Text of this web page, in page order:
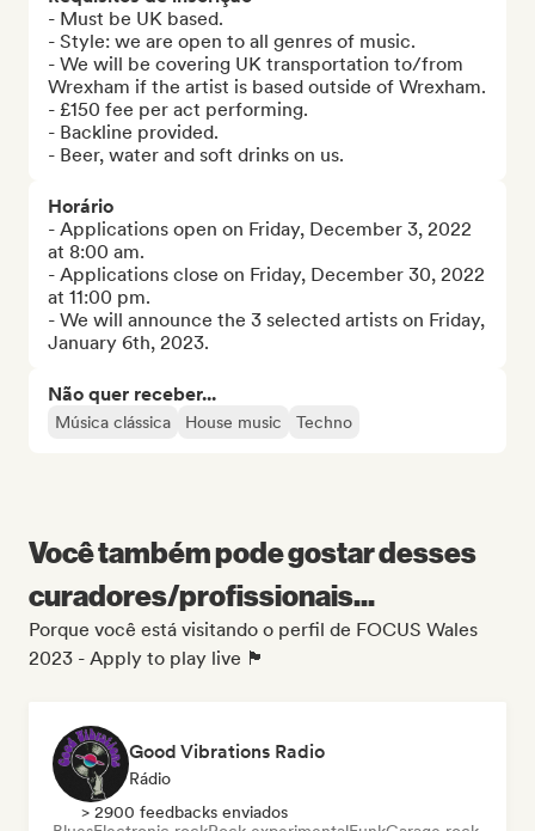
- Must be UK based.
- Style: we are open to all genres of music.
- We will be covering UK transportation to/from
Wrexham if the artist is based outside of Wrexham.
- £150 fee per act performing.
- Backline provided.
- Beer, water and soft drinks on us.
Horário
- Applications open on Friday, December 3, 2022
at 8:00 am.
- Applications close on Friday, December 30, 2022
at 11:00 pm.
- We will announce the 3 selected artists on Friday,
January 6th, 2023.
Não quer receber...
Música clássica House music Techno
Você também pode gostar desses
curadores/profissionais...
Porque você está visitando o perfil de FOCUS Wales
2023 - Apply to play live 🏴󠁧󠁢󠁷󠁬󠁳󠁿
Good Vibrations Radio
Rádio
> 2900 feedbacks enviados